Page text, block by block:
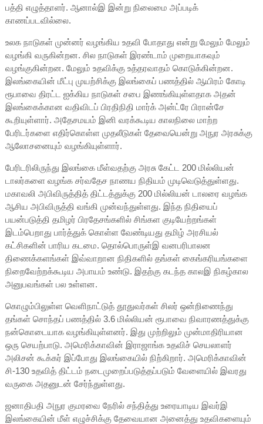
பத்தி எழுத்தாளர். ஆனால்இ இன்று நிலைமை அப்படிக்
காணப்படவில்லை.
உலக நாடுகள் முன்னர் வழங்கிய உதவி போதாது என்று மேலும் மேலும்
வழங்கி வருகின்றன. சில நாடுகள் இரண்டாம் முறையாகவும்
வழங்குகின்றன. மேலும் உதவிக்கு உத்தரவாதம் கொடுக்கின்றன.
இலங்கையின் மீட்பு முயற்சிக்கு இலங்கைப் பணத்தில் ஆயிரம் கோடி
ரூபாவை திரட்ட ஐக்கிய நாடுகள் சபை இணங்கியுள்ளதாக அதன்
இலங்கைக்கான வதிவிடப் பிரதிநிதி மார்க் அன்ட்ரே பிரான்சே
கூறியுள்ளார். அதேசமயம் இனி வரக்கூடிய காலநிலை மாற்ற
பேரிடர்களை எதிர்கொள்ள முதலீடுகள் தேவையென்று அநுர அரசுக்கு
ஆலோசனையும் வழங்கியுள்ளார்.
பேரிடரிலிருந்து இலங்கை மீள்வதற்கு அரசு கேட்ட 200 மில்லியன்
டாலர்களை வழங்க சர்வதேச நாணய நிதியம் முடிவெடுத்துள்ளது.
மகாவலி அபிவிருத்தித் திட்டத்துக்கு 200 மில்லியன் டாலரை வழங்க
ஆசிய அபிவிருத்தி வங்கி முன்வந்துள்ளது. இந்த நிதியைப்
பயன்படுத்தி தமிழர் பிரதேசங்களில் சிங்கள குடியேற்றங்கள்
இடம்பெறாது பார்த்துக் கொள்ள வேண்டியது தமிழ் அரசியல்
கட்சிகளின் பாரிய கடமை. தொல்பொருள்இ வனபரிபாலன
திணைக்களங்கள் இவ்வாறான நிதிகளில் தங்கள் கைங்கரியங்களை
நிறைவேற்றக்கூடிய அபாயம் உண்டு. இதற்கு கடந்த காலஇ நிகழ்கால
அனுபவங்கள் பல உள்ளன.
கொழும்பிலுள்ள வெளிநாட்டுத் தூதுவர்கள் சிலர் ஒன்றிணைந்து
தங்கள் சொந்தப் பணத்தில் 3.6 மில்லியன் ரூபாவை நிவாரணத்துக்கு
நன்கொடையாக வழங்கியுள்ளனர். இது முற்றிலும் முன்மாதிரியான
ஒரு செயற்பாடு. அமெரிக்காவின் இராஜாங்க உதவிச் செயலாளர்
அலிசன் கூக்கர் இப்போது இலங்கையில் நிற்கிறார். அமெரிக்காவின்
சி-130 உதவித் திட்டம் நடைமுறைப்படுத்தப்படும் வேளையில் இவரது
வருகை அதனுடன் சேர்ந்துள்ளது.
ஜனாதிபதி அநுர குமரவை நேரில் சந்தித்து உரையாடிய இவர்இ
இலங்கையின் மீள் எழுச்சிக்கு தேவையான அனைத்து உதவிகளையும்